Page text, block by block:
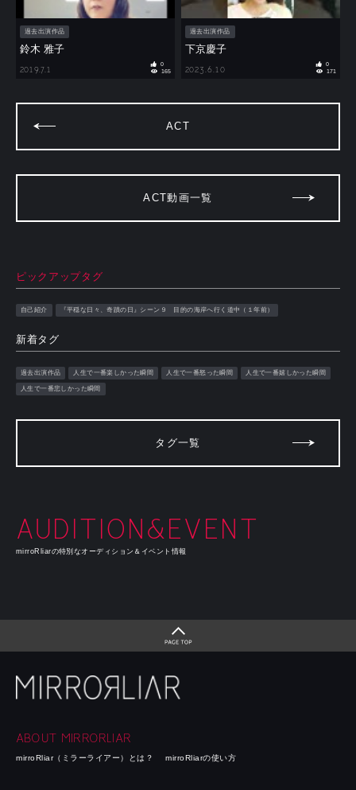
過去出演作品
鈴木 雅子
2019.7.1
0
165
過去出演作品
下京慶子
2023.6.10
0
171
ACT
ACT動画一覧
ピックアップタグ
自己紹介 『平穏な日々、奇蹟の日』シーン９ 目的の海岸へ行く道中（１年前）
新着タグ
過去出演作品 人生で一番楽しかった瞬間 人生で一番怒った瞬間 人生で一番嬉しかった瞬間
人生で一番悲しかった瞬間
タグ一覧
AUDITION&EVENT
mirroRliarの特別なオーディション＆イベント情報
ABOUT MIRRORLIAR
mirroRliar（ミラーライアー）とは？ mirroRliarの使い方